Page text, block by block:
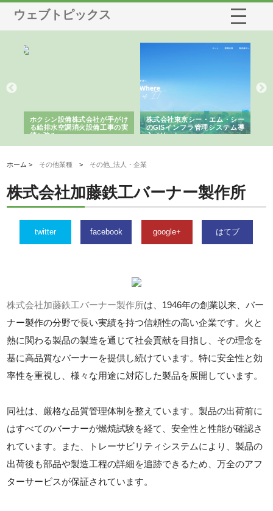
ウェブトピックス
ホクシン設備株式会社が手がけ
る給排水空調消火設備工事の実
績と強み
株式会社東京シー・エム・シー
のGISインフラ管理システム導
入メリット
ホーム > その他業種 > その他_法人・企業
株式会社加藤鉄工バーナー製作所
twitter facebook google+ はてブ
株式会社加藤鉄工バーナー製作所は、1946年の創業以来、バー
ナー製作の分野で長い実績を持つ信頼性の高い企業です。火と
熱に関わる製品の製造を通じて社会貢献を目指し、その理念を
基に高品質なバーナーを提供し続けています。特に安全性と効
率性を重視し、様々な用途に対応した製品を展開しています。
同社は、厳格な品質管理体制を整えています。製品の出荷前に
はすべてのバーナーが燃焼試験を経て、安全性と性能が確認さ
れています。また、トレーサビリティシステムにより、製品の
出荷後も部品や製造工程の詳細を追跡できるため、万全のアフ
ターサービスが保証されています。